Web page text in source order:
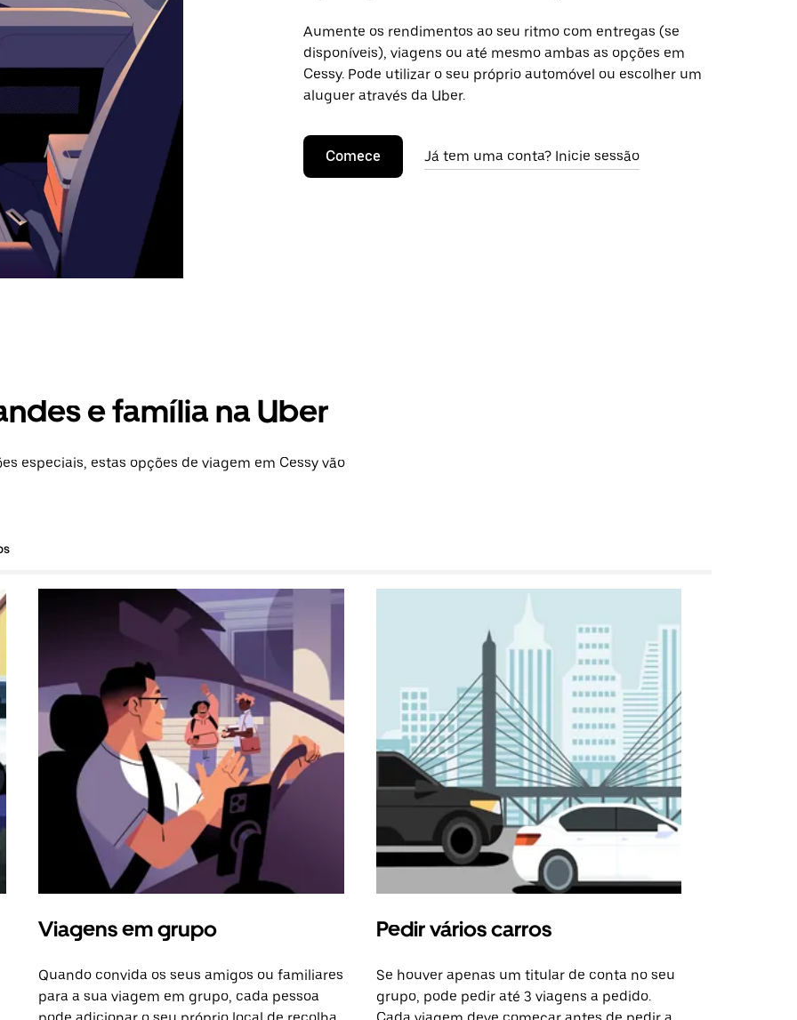
Aumente os rendimentos ao seu ritmo com entregas (se
disponíveis), viagens ou até mesmo ambas as opções em
Cessy. Pode utilizar o seu próprio automóvel ou escolher um
aluguer através da Uber.
Comece Já tem uma conta? Inicie sessão
e família na Uber
especiais, estas opções de viagem em Cessy vão
Viagens em grupo
Quando convida os seus amigos ou familiares
para a sua viagem em grupo, cada pessoa
Pedir vários carros
Se houver apenas um titular de conta no seu
grupo, pode pedir até 3 viagens a pedido.